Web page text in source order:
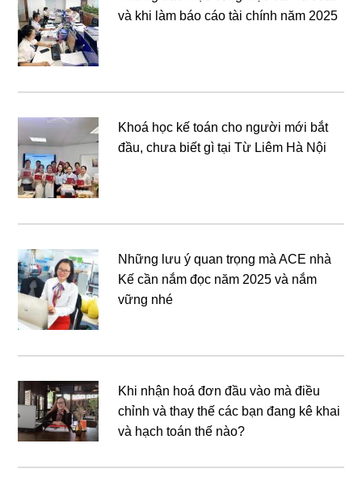
và khi làm báo cáo tài chính năm 2025
Khoá học kế toán cho người mới bắt
đầu, chưa biết gì tại Từ Liêm Hà Nội
Những lưu ý quan trọng mà ACE nhà
Kế cần nắm đọc năm 2025 và nắm
vững nhé
Khi nhận hoá đơn đầu vào mà điều
chỉnh và thay thế các bạn đang kê khai
và hạch toán thế nào?